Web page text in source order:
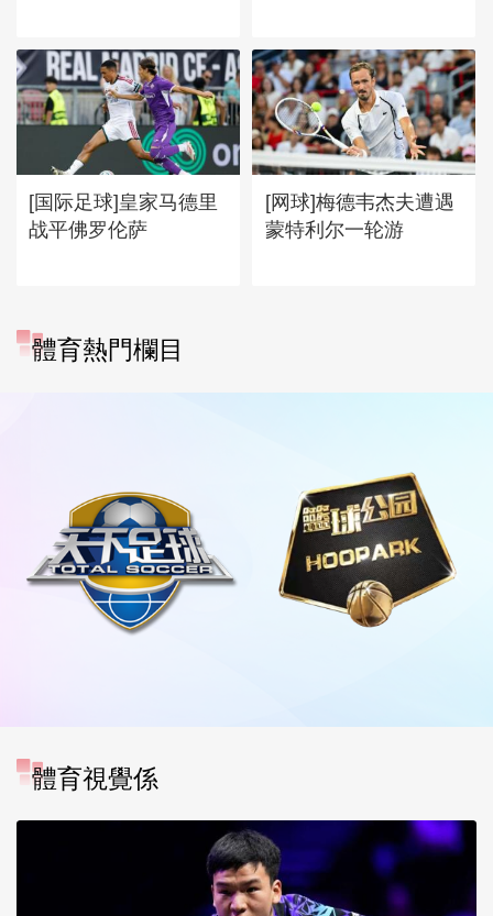
[国际足球]皇家马德里
战平佛罗伦萨
[网球]梅德韦杰夫遭遇
蒙特利尔一轮游
體育熱門欄目
體育視覺係